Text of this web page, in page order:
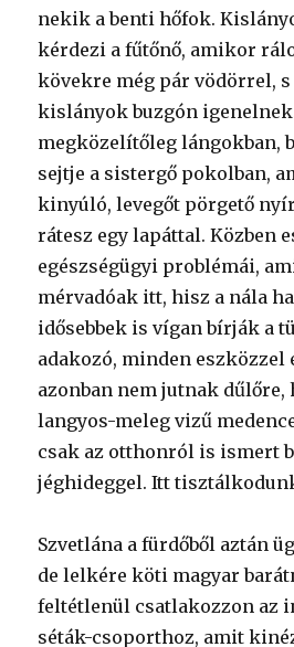
nekik a benti hőfok.
kérdezi a fűtőnő, amikor
kövekre még pár vödörrel, s
kislányok buzgón
megközelítőleg lángokban,
sejtje a sistergő pokolban,
kinyúló, levegőt pörgető
rátesz egy lapáttal. Közben
egészségügyi problémái,
mérvadóak itt, hisz a nála
idősebbek is vígan bírják a
adakozó, minden eszközzel
azonban nem jutnak
langyos-meleg vizű
csak az otthonról is ismert
jéghideggel. Itt
Szvetlána a fürdőből aztán
de lelkére köti magyar
feltétlenül csatlakozzon az
séták-csoporthoz, amit